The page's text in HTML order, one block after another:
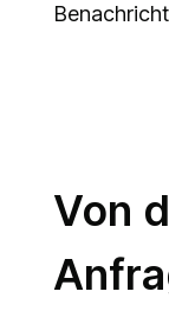
Von